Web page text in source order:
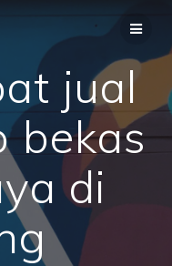
jual
bekas
di